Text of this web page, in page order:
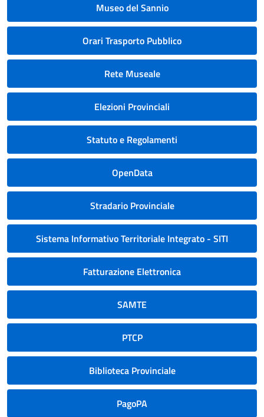
Museo del Sannio
Orari Trasporto Pubblico
Rete Museale
Elezioni Provinciali
Statuto e Regolamenti
OpenData
Stradario Provinciale
Sistema Informativo Territoriale Integrato - SITI
Fatturazione Elettronica
SAMTE
PTCP
Biblioteca Provinciale
PagoPA